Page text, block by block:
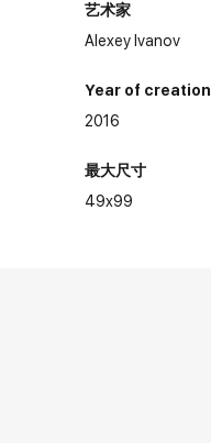
艺术家
Alexey Ivanov
Year of creation
2016
最大尺寸
49x99